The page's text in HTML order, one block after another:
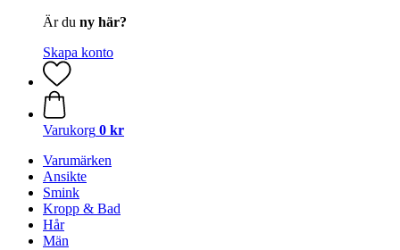
Är du ny här?
Skapa konto
Varukorg 0 kr
Varumärken
Ansikte
Smink
Kropp & Bad
Hår
Män